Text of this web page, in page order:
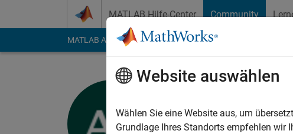
MATLAB Hilfe-Center Community
MATLAB Answers File Exchange Cody
Aktiv seit 2017
Followers:0 Following:0
Website auswählen
Wählen Sie eine Website aus, um
Grundlage Ihres Standorts empfehlen wir